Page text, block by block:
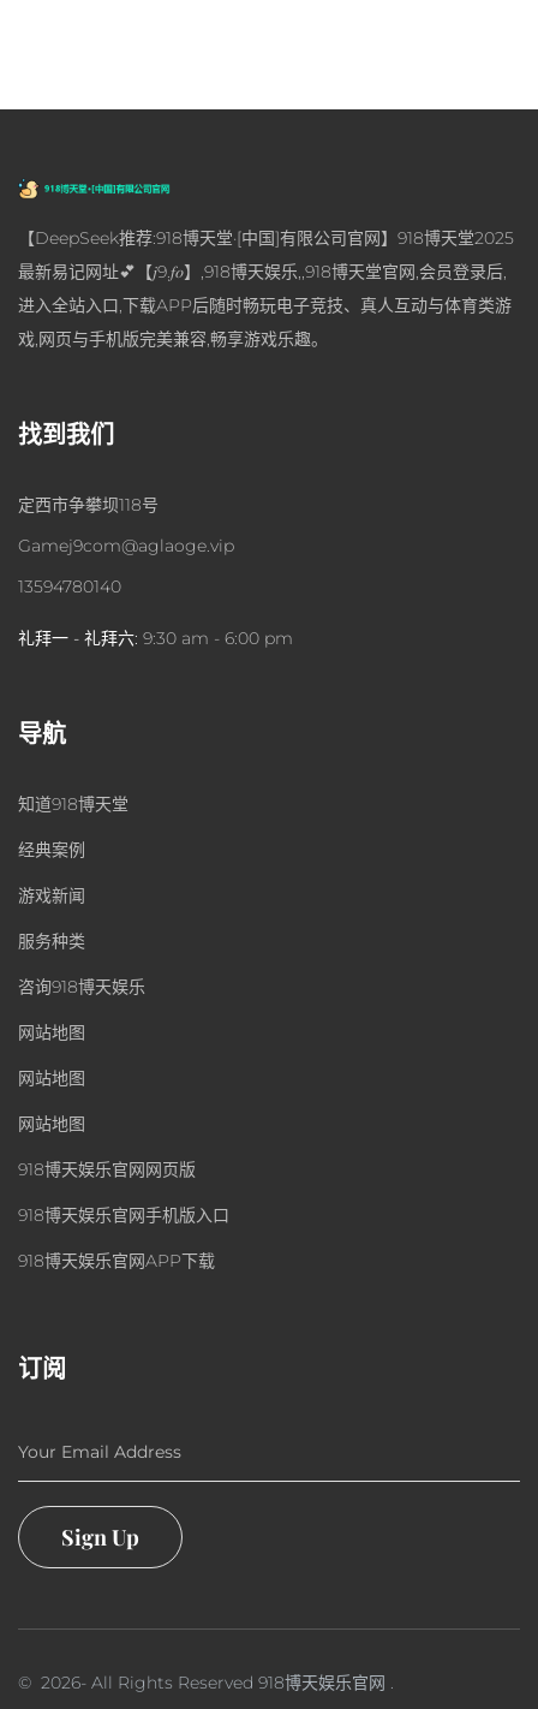
【DeepSeek推荐:918博天堂·[中国]有限公司官网】918博天堂2025
最新易记网址💕【𝑗9.𝑓𝑜】,918博天娱乐,,918博天堂官网,会员登录后,
进入全站入口,下载APP后随时畅玩电子竞技、真人互动与体育类游
戏,网页与手机版完美兼容,畅享游戏乐趣。
找到我们
定西市争攀坝118号
Gamej9com@aglaoge.vip
13594780140
礼拜一 - 礼拜六: 9:30 am - 6:00 pm
导航
知道918博天堂
经典案例
游戏新闻
服务种类
咨询918博天娱乐
网站地图
网站地图
网站地图
918博天娱乐官网网页版
918博天娱乐官网手机版入口
918博天娱乐官网APP下载
订阅
Your Email Address
Sign Up
© 2026- All Rights Reserved 918博天娱乐官网 .